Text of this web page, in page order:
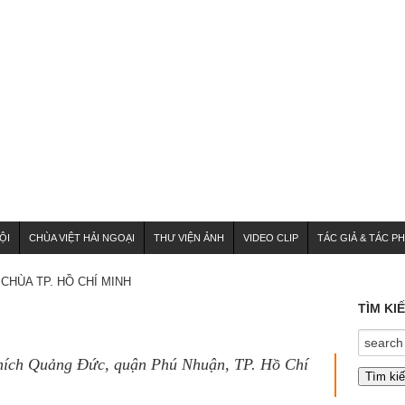
CHÙA VIỆT HẢI NGOẠI THƯ VIỆN ẢNH VIDEO CLIP TÁC GIẢ & TÁC
TP. HỒ CHÍ MINH
Quảng Đức, quận Phú Nhuận, TP. Hồ Chí
TÌM